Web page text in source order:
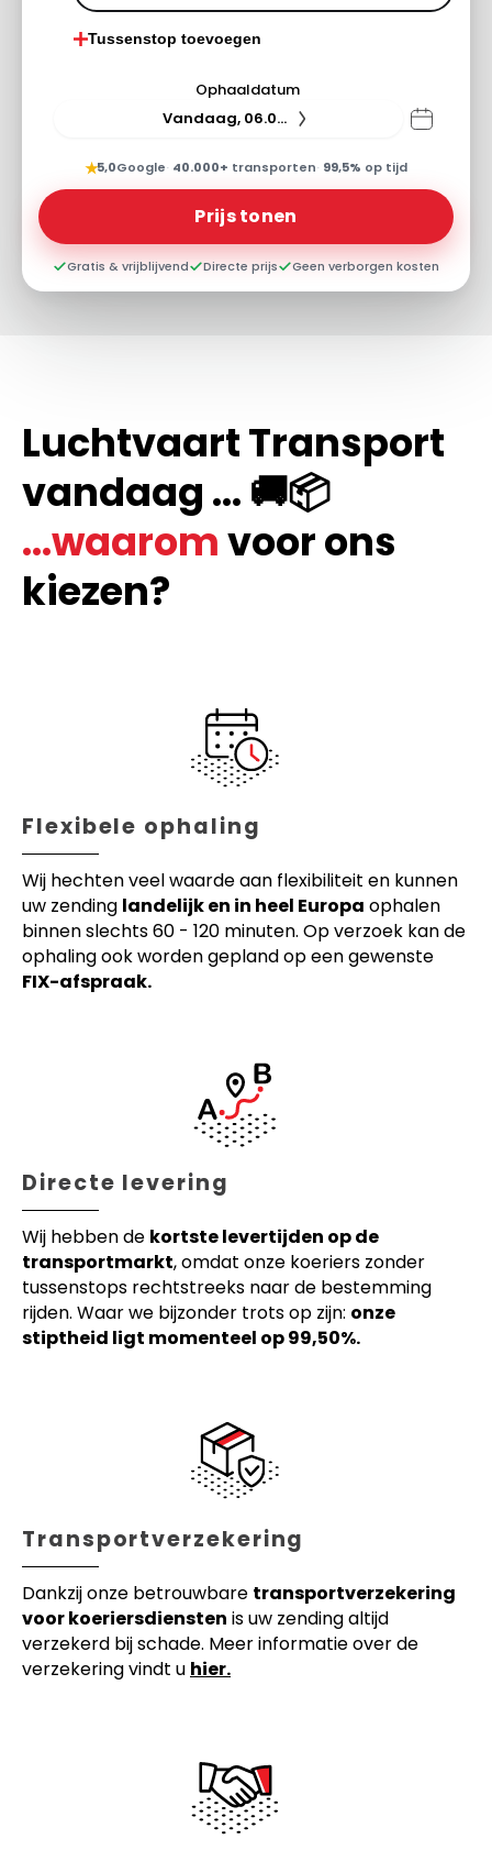
Tussenstop toevoegen
Ophaaldatum
Vandaag, 06.08.26
★5,0Google· 40.000+ transporten· 99,5% op tijd
Prijs tonen
Gratis & vrijblijvend Directe prijs Geen verborgen kosten
Luchtvaart Transport
vandaag ... 🚚📦
...waaromvoor ons
kiezen?
Flexibele ophaling
Wij hechten veel waarde aan flexibiliteit en kunnen
uw zending landelijk en in heel Europa ophalen
binnen slechts 60 - 120 minuten. Op verzoek kan de
ophaling ook worden gepland op een gewenste
FIX-afspraak.
Directe levering
Wij hebben de kortste levertijden op de
transportmarkt, omdat onze koeriers zonder
tussenstops rechtstreeks naar de bestemming
rijden. Waar we bijzonder trots op zijn: onze
stiptheid ligt momenteel op 99,50%.
Transportverzekering
Dankzij onze betrouwbare transportverzekering
voor koeriersdiensten is uw zending altijd
verzekerd bij schade. Meer informatie over de
verzekering vindt u hier.